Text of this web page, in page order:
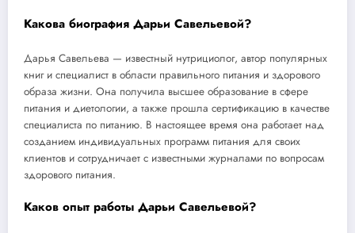
Какова биография Дарьи Савельевой?
Дарья Савельева — известный нутрициолог, автор популярных
книг и специалист в области правильного питания и здорового
образа жизни. Она получила высшее образование в сфере
питания и диетологии, а также прошла сертификацию в качестве
специалиста по питанию. В настоящее время она работает над
созданием индивидуальных программ питания для своих
клиентов и сотрудничает с известными журналами по вопросам
здорового питания.
Каков опыт работы Дарьи Савельевой?